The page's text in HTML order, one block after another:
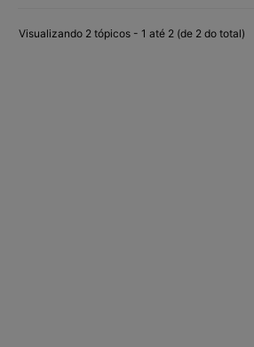
Visualizando 2 tópicos - 1 até 2 (de 2 do total)